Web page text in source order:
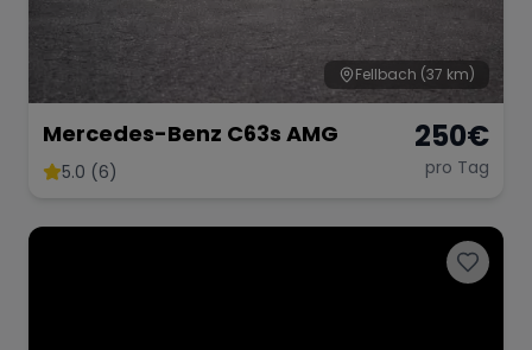
Fellbach (37 km)
Mercedes-Benz C63s AMG
5.0 (6)
250€
pro Tag